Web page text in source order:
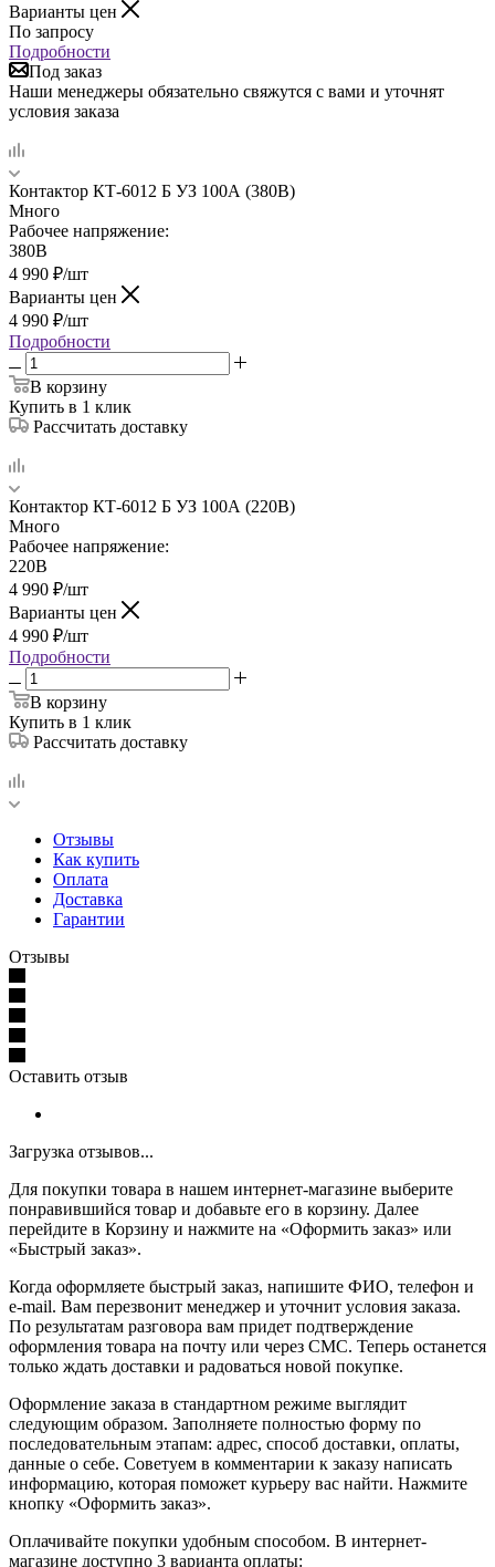
Варианты цен
По запросу
Подробности
Под заказ
Наши менеджеры обязательно свяжутся с вами и уточнят
условия заказа
Контактор КТ-6012 Б УЗ 100А (380В)
Много
Рабочее напряжение:
380В
4 990 ₽/шт
Варианты цен
4 990 ₽/шт
Подробности
В корзину
Купить в 1 клик
Рассчитать доставку
Контактор КТ-6012 Б УЗ 100А (220В)
Много
Рабочее напряжение:
220В
4 990 ₽/шт
Варианты цен
4 990 ₽/шт
Подробности
В корзину
Купить в 1 клик
Рассчитать доставку
Отзывы
Как купить
Оплата
Доставка
Гарантии
Отзывы
Оставить отзыв
Загрузка отзывов...
Для покупки товара в нашем интернет-магазине выберите
понравившийся товар и добавьте его в корзину. Далее
перейдите в Корзину и нажмите на «Оформить заказ» или
«Быстрый заказ».
Когда оформляете быстрый заказ, напишите ФИО, телефон и
e-mail. Вам перезвонит менеджер и уточнит условия заказа.
По результатам разговора вам придет подтверждение
оформления товара на почту или через СМС. Теперь останется
только ждать доставки и радоваться новой покупке.
Оформление заказа в стандартном режиме выглядит
следующим образом. Заполняете полностью форму по
последовательным этапам: адрес, способ доставки, оплаты,
данные о себе. Советуем в комментарии к заказу написать
информацию, которая поможет курьеру вас найти. Нажмите
кнопку «Оформить заказ».
Оплачивайте покупки удобным способом. В интернет-
магазине доступно 3 варианта оплаты: